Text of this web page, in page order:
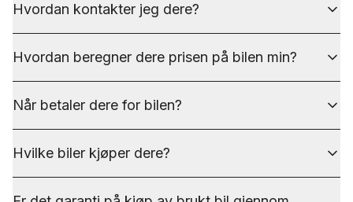
Hvordan kontakter jeg dere?
Hvordan beregner dere prisen på bilen min?
Når betaler dere for bilen?
Hvilke biler kjøper dere?